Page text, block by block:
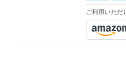
ご利用いただ